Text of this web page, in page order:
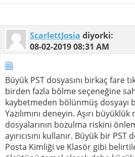
ScarlettJosia diyorki:
08-02-201908:31 AM
Büyük PST dosyasını birkaç fare
birden fazla bölme seçeneğine
kaybetmeden bölünmüş dosyayı
Yazılımını deneyin. Aşırı
dosyalarının bozulma riskini
ayırıcısını kullanır. Büyük bir PST
Posta Kimliği ve Klasör gibi